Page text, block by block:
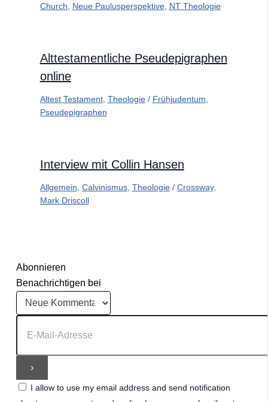
Church
Neue Paulusperspektive, NT Theologie
Alttestamentliche Pseudepigraphen
online
Altest Testament, Theologie/ Frühjudentum
Pseudepigraphen
Interview mit Collin Hansen
Allgemein Calvinismus, Theologie/ Crossway,
Mark Driscoll
Abonnieren
Benachrichtigen bei
I allow to use my email address and send notification